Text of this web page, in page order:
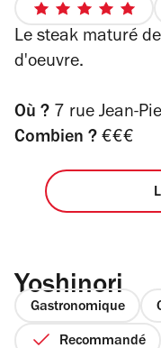
5
sur
Le steak maturé
d'oeuvre.
Où ? 7 rue Jean-
Combien ? €€€
Yoshinori
Gastronomique
Recommandé